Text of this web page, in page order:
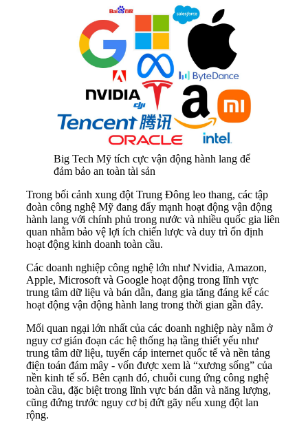
Big Tech Mỹ tích cực vận động hành lang để
đảm bảo an toàn tài sản
Trong bối cảnh xung đột Trung Đông leo thang, các tập
đoàn công nghệ Mỹ đang đẩy mạnh hoạt động vận động
hành lang với chính phủ trong nước và nhiều quốc gia liên
quan nhằm bảo vệ lợi ích chiến lược và duy trì ổn định
hoạt động kinh doanh toàn cầu.
Các doanh nghiệp công nghệ lớn như Nvidia, Amazon,
Apple, Microsoft và Google hoạt động trong lĩnh vực
trung tâm dữ liệu và bán dẫn, đang gia tăng đáng kể các
hoạt động vận động hành lang trong thời gian gần đây.
Mối quan ngại lớn nhất của các doanh nghiệp này nằm ở
nguy cơ gián đoạn các hệ thống hạ tầng thiết yếu như
trung tâm dữ liệu, tuyến cáp internet quốc tế và nền tảng
điện toán đám mây - vốn được xem là “xương sống” của
nền kinh tế số. Bên cạnh đó, chuỗi cung ứng công nghệ
toàn cầu, đặc biệt trong lĩnh vực bán dẫn và năng lượng,
cũng đứng trước nguy cơ bị đứt gãy nếu xung đột lan
rộng.